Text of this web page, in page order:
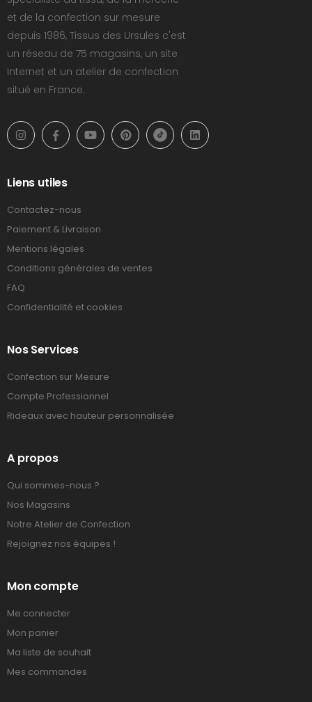
et de la confection sur mesure
depuis 1986, Tissus des Ursules c'est
un réseau de 75 magasins, un site
Internet et un atelier de confection
situé en France.
Liens utiles
Contactez-nous
Paiement & Livraison
Mentions légales
Conditions générales de ventes
FAQ
Confidentialité et cookies
Nos Services
Confection sur Mesure
Compte Professionnel
Rideaux avec hauteur personnalisée
A propos
Qui sommes-nous ?
Nos Magasins
Notre Atelier de Confection
Rejoignez nos équipes !
Mon compte
Me connecter
Mon panier
Ma liste de souhait
Mes commandes